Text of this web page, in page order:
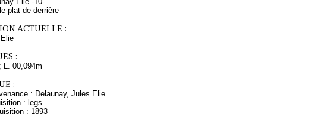
plat de derrière
ACTUELLE :
:
L. 00,094m
:
: Delaunay, Jules Elie
: legs
: 1893